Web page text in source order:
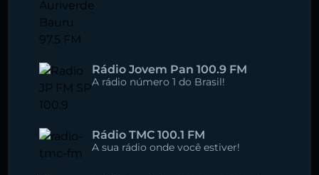
Rádio Jovem Pan 100.9 FM
A rádio número 1 do Brasil!
Rádio TMC 100.1 FM
A sua rádio onde você estiver!